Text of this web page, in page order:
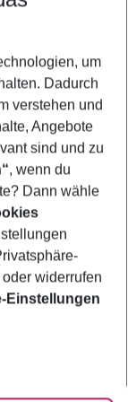
um
Dadurch
verstehen und
Angebote
sind und zu
, wenn du
Dann wähle
widerrufen
Einstellungen